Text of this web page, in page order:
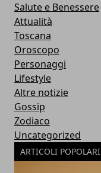
Salute e Benessere
Attualità
Toscana
Oroscopo
Personaggi
Lifestyle
Altre notizie
Gossip
Zodiaco
Uncategorized
ARTICOLI POPOLARI